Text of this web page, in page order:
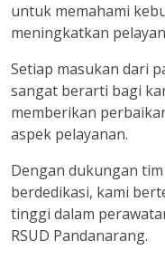
untuk memahami
meningkatkan
Setiap masukan dari
sangat berarti bagi
memberikan
aspek pelayanan.
Dengan dukungan
berdedikasi, kami
tinggi dalam
RSUD Pandanarang.